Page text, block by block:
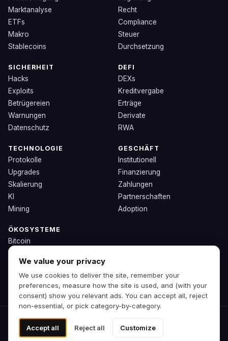
Marktanalyse
ETFs
Makro
Stablecoins
Recht
Compliance
Steuer
Durchsetzung
SICHERHEIT
Hacks
Exploits
Betrügereien
Warnungen
Datenschutz
DEFI
DEXs
Kreditvergabe
Erträge
Derivate
RWA
TECHNOLOGIE
Protokolle
Upgrades
Skalierung
KI
Mining
GESCHÄFT
Institutionell
Finanzierung
Zahlungen
Partnerschaften
Adoption
ÖKOSYSTEME
Bitcoin
Ethereum
Solana
BNB
Andere Chains
© 2026 Zipp. Vorschau-Build.
Keine Finanzberatung.
Cookie-Einstellungen
We value your privacy
We use cookies to deliver the site, remember your
preferences, measure how the site is used, and (with your
consent) show you relevant ads. You can accept all, reject
non-essential, or pick category-by-category.
Accept all Reject all Customize